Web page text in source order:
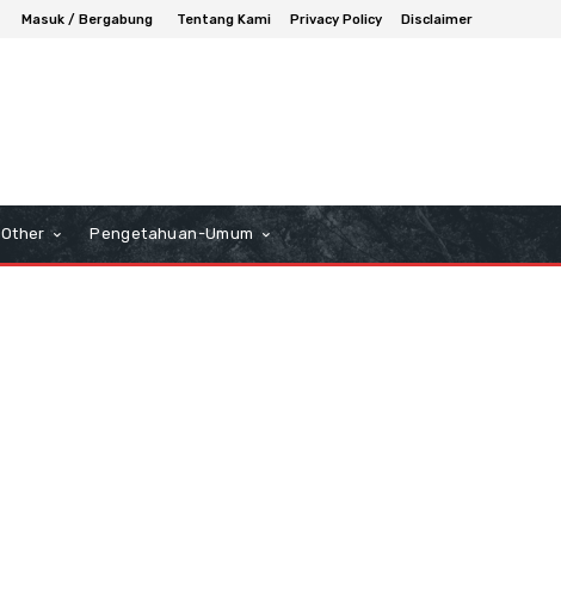
Masuk / Bergabung Tentang Kami Privacy Policy Disclaimer
Other Pengetahuan-Umum